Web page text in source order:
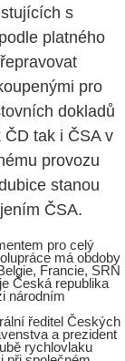
s
platného
pro
dokladů
tak i ČSA v
provozu
stanou
ČSA.
pro celý
má obdoby
Francie, SRN
Česká republika
národním
ředitel Českých
a prezident
rychlovlaku